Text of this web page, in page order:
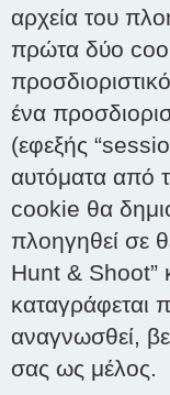
αρχεία του
πρώτα δύο
ένα
(εφεξής
αυτόματα από
cookie θα
πλοηγηθεί σε
Hunt & Shoot”
καταγράφεται
αναγνωσθεί,
σας ως μέλος.